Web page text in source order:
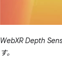
WebXR Depth
す。